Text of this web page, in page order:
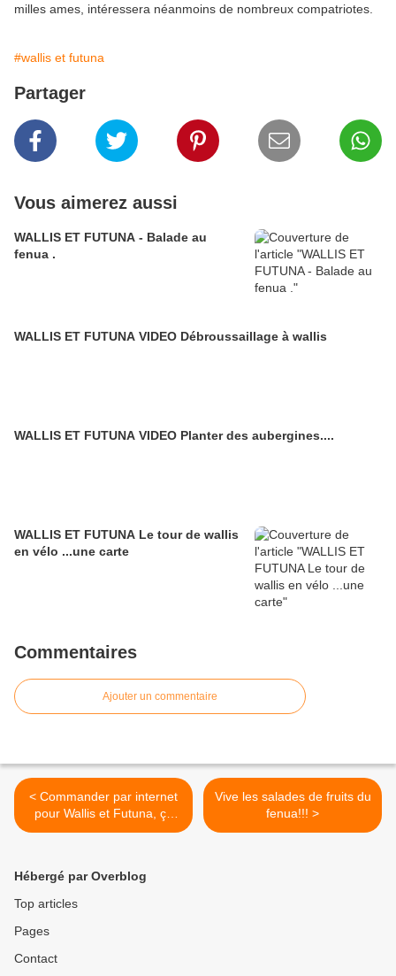
milles ames, intéressera néanmoins de nombreux compatriotes.
#wallis et futuna
Partager
Vous aimerez aussi
WALLIS ET FUTUNA - Balade au
fenua .
WALLIS ET FUTUNA VIDEO Débroussaillage à wallis
WALLIS ET FUTUNA VIDEO Planter des aubergines....
WALLIS ET FUTUNA Le tour de wallis
en vélo ...une carte
Commentaires
Ajouter un commentaire
< Commander par internet
pour Wallis et Futuna, ça
marche !
Vive les salades de fruits du
fenua!!! >
Hébergé par Overblog
Top articles
Pages
Contact